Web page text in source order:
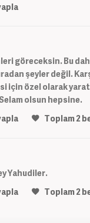
göreceksin. Bu
şeyler değil.
için özel olarak
olsun hepsine.
Toplam2
Yahudiler.
Toplam2